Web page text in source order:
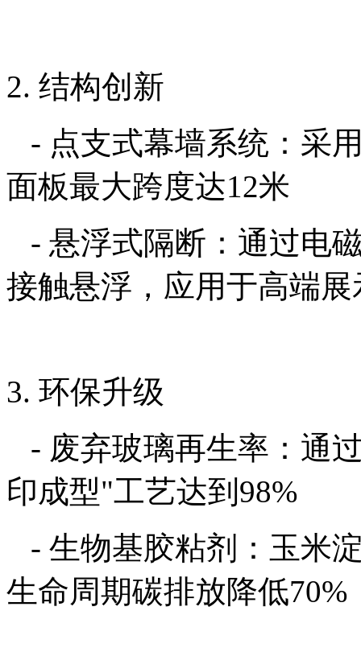
2. 结构创新
- 点支式幕墙系统：采
面板最大跨度达12米
- 悬浮式隔断：通过电
接触悬浮，应用于高端展
3. 环保升级
- 废弃玻璃再生率：通
印成型"工艺达到98%
- 生物基胶粘剂：玉米
生命周期碳排放降低70%